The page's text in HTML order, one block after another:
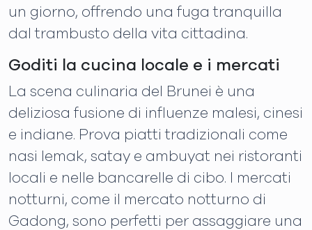
un giorno, offrendo una fuga tranquilla
dal trambusto della vita cittadina.
Goditi la cucina locale e i mercati
La scena culinaria del Brunei è una
deliziosa fusione di influenze malesi, cinesi
e indiane. Prova piatti tradizionali come
nasi lemak, satay e ambuyat nei ristoranti
locali e nelle bancarelle di cibo. I mercati
notturni, come il mercato notturno di
Gadong, sono perfetti per assaggiare una